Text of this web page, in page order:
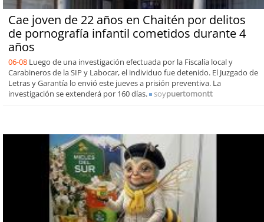
Cae joven de 22 años en Chaitén por delitos
de pornografía infantil cometidos durante 4
años
06-08 Luego de una investigación efectuada por la Fiscalía local y
Carabineros de la SIP y Labocar, el individuo fue detenido. El Juzgado de
Letras y Garantía lo envió este jueves a prisión preventiva. La
investigación se extenderá por 160 días.
soypuertomontt